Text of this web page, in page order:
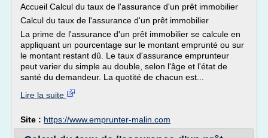
Accueil Calcul du taux de l'assurance d'un prêt immobilier
Calcul du taux de l'assurance d'un prêt immobilier
La prime de l'assurance d'un prêt immobilier se calcule en
appliquant un pourcentage sur le montant emprunté ou sur
le montant restant dû. Le taux d'assurance emprunteur
peut varier du simple au double, selon l'âge et l'état de
santé du demandeur. La quotité de chacun est...
Lire la suite
Site : https://www.emprunter-malin.com